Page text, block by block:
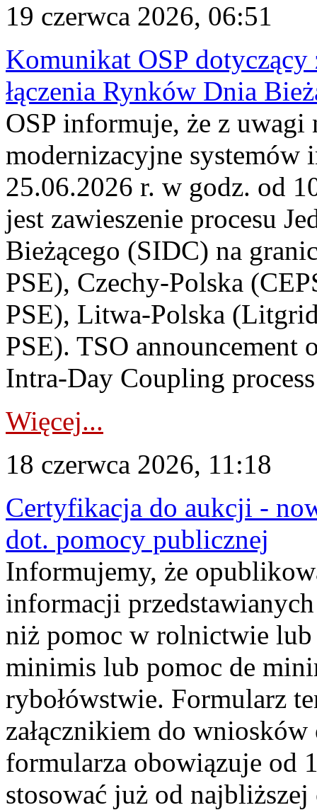
19 czerwca 2026, 06:51
Komunikat OSP dotyczący
łączenia Rynków Dnia
OSP informuje, że z uwagi
modernizacyjne
25.06.2026 r. w godz. od
jest zawieszenie procesu
Bieżącego (SIDC) na
PSE), Czechy-Polska
PSE), Litwa-Polska
PSE). TSO announcement
Intra-Day Coupling
Więcej...
18 czerwca 2026, 11:18
Certyfikacja do aukcji -
dot. pomocy publicznej
Informujemy, że
informacji
niż pomoc w rolnictwie lub
minimis lub pomoc de
rybołówstwie. Formularz
załącznikiem do
formularza obowiązuje od
stosować już od